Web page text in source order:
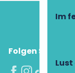
Im
Folgen Sie uns!